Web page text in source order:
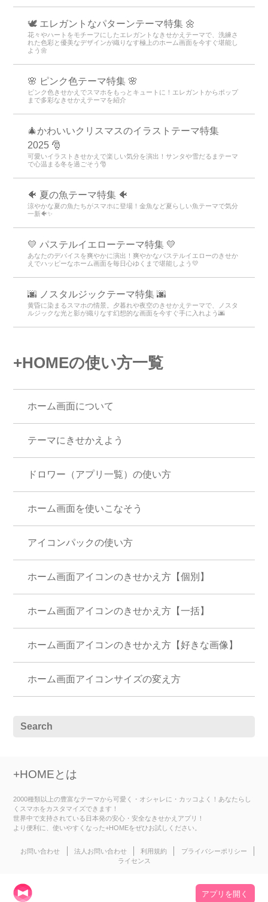
🕊️ エレガントなパターンテーマ特集 🌼
花々やハートをモチーフにしたエレガントなきせかえテーマで、洗練さ
れた色彩と優美なデザインが織りなす極上のホーム画面を今すぐ堪能し
よう🌼
🌸 ピンク色テーマ特集 🌸
ピンク色きせかえでスマホをもっとキュートに！エレガントからポップ
まで多彩なきせかえテーマを紹介
🎄かわいいクリスマスのイラストテーマ特集
2025 🎅
可愛いイラストきせかえで楽しい気分を演出！サンタや雪だるまテーマ
で心温まる冬を過ごそう🎅
🐠 夏の魚テーマ特集 🐠
涼やかな夏の魚たちがスマホに登場！金魚など夏らしい魚テーマで気分
一新🐠✨
💛 パステルイエローテーマ特集 💛
あなたのデバイスを爽やかに演出！爽やかなパステルイエローのきせか
えでハッピーなホーム画面を毎日心ゆくまで堪能しよう💛
🌆 ノスタルジックテーマ特集 🌆
黄昏に染まるスマホの情景。夕暮れや夜空のきせかえテーマで、ノスタ
ルジックな光と影が織りなす幻想的な画面を今すぐ手に入れよう🌆
+HOMEの使い方一覧
ホーム画面について
テーマにきせかえよう
ドロワー（アプリ一覧）の使い方
ホーム画面を使いこなそう
アイコンパックの使い方
ホーム画面アイコンのきせかえ方【個別】
ホーム画面アイコンのきせかえ方【一括】
ホーム画面アイコンのきせかえ方【好きな画像】
ホーム画面アイコンサイズの変え方
+HOMEとは
2000種類以上の豊富なテーマから可愛く・オシャレに・カッコよく！あなたらし
くスマホをカスタマイズできます！
世界中で支持されている日本発の安心・安全なきせかえアプリ！
より便利に、使いやすくなった+HOMEをぜひお試しください。
お問い合わせ 法人お問い合わせ 利用規約
プライバシーポリシー
ライセンス
アプリを開く